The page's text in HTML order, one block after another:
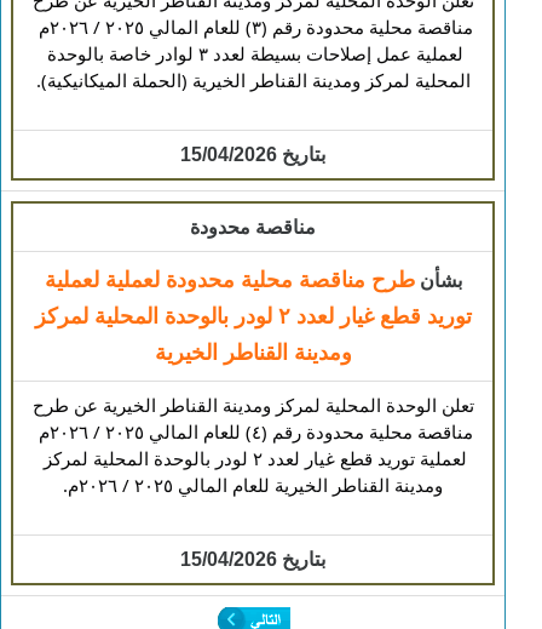
المحلية لمركز ومدينة القناطر الخيرية (الحملة الميكانيكية).
بتاريخ 15/04/2026
مناقصة محدودة
بشأنطرح مناقصة محلية محدودة لعملية لعملية
توريد قطع غيار لعدد ٢ لودر بالوحدة المحلية لمركز
ومدينة القناطر الخيرية
ومدينة القناطر الخيرية للعام المالي ٢٠٢٥ / ٢٠٢٦م.
بتاريخ 15/04/2026